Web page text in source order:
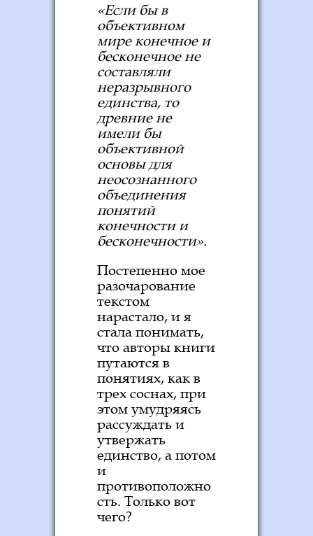
«Если бы в
объективном
мире конечное и
бесконечное не
составляли
неразрывного
единства, то
древние не
имели бы
объективной
основы для
неосознанного
объединения
понятий
конечности и
бесконечности».
Постепенно мое
разочарование
текстом
нарастало, и я
стала понимать,
что авторы книги
путаются в
понятиях, как в
трех соснах, при
этом умудряясь
рассуждать и
утвержать
единство, а потом
и
противоположно
сть. Только вот
чего?